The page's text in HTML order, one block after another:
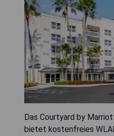
Das Courtyard by
bietet kostenfreies